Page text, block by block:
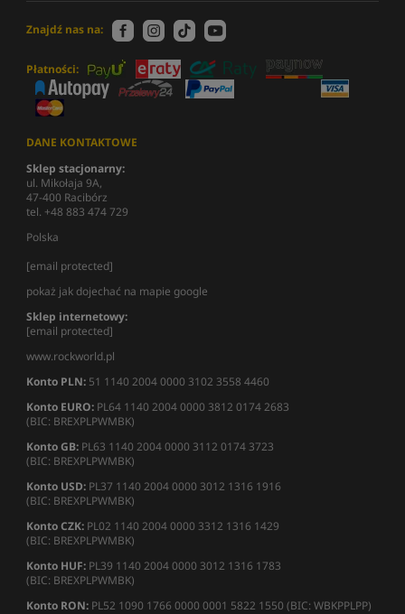
Znajdź nas na:
Płatności:
DANE KONTAKTOWE
Sklep stacjonarny:
ul. Mikołaja 9A,
47-400 Racibórz
tel. +48 883 474 729
Polska
[email protected]
pokaż jak dojechać na mapie google
Sklep internetowy:
[email protected]
www.rockworld.pl
Konto PLN: 51 1140 2004 0000 3102 3558 4460
Konto EURO: PL64 1140 2004 0000 3812 0174 2683
(BIC: BREXPLPWMBK)
Konto GB: PL63 1140 2004 0000 3112 0174 3723
(BIC: BREXPLPWMBK)
Konto USD: PL37 1140 2004 0000 3012 1316 1916
(BIC: BREXPLPWMBK)
Konto CZK: PL02 1140 2004 0000 3312 1316 1429
(BIC: BREXPLPWMBK)
Konto HUF: PL39 1140 2004 0000 3012 1316 1783
(BIC: BREXPLPWMBK)
Konto RON: PL52 1090 1766 0000 0001 5822 1550 (BIC: WBKPPLPP)